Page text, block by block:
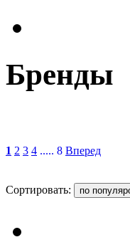
Бренды
1 2 3 4 ..... 8 Вперед
Сортировать: